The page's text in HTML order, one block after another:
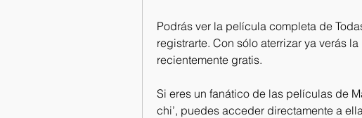
Podrás ver la película completa de
registrarte. Con sólo aterrizar ya verás
recientemente gratis.
Si eres un fanático de las películas de
chi’, puedes acceder directamente a